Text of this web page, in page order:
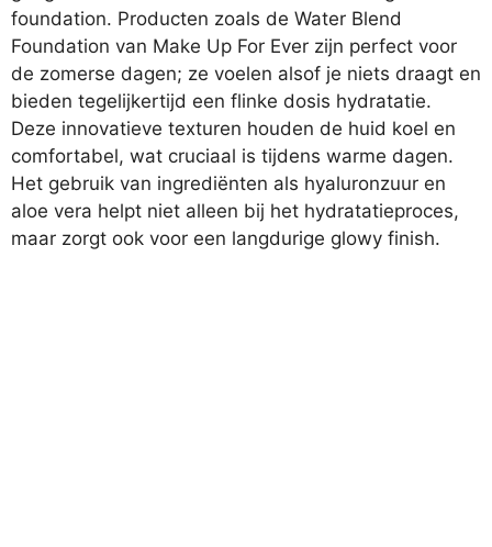
foundation. Producten zoals de Water Blend
Foundation van Make Up For Ever zijn perfect voor
de zomerse dagen; ze voelen alsof je niets draagt en
bieden tegelijkertijd een flinke dosis hydratatie.
Deze innovatieve texturen houden de huid koel en
comfortabel, wat cruciaal is tijdens warme dagen.
Het gebruik van ingrediënten als hyaluronzuur en
aloe vera helpt niet alleen bij het hydratatieproces,
maar zorgt ook voor een langdurige glowy finish.